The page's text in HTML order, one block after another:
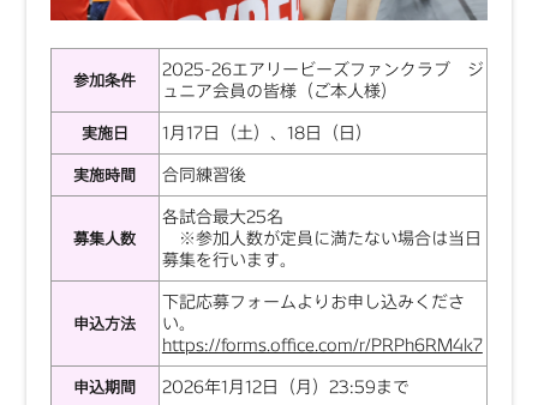
参加条件
2025-26エアリービーズファンクラブ ジ
ュニア会員の皆様（ご本人様）
実施日 1月17日（土）、18日（日）
実施時間 合同練習後
募集人数
各試合最大25名
※参加人数が定員に満たない場合は当日
募集を行います。
申込方法
下記応募フォームよりお申し込みくださ
い。
https://forms.office.com/r/PRPh6RM4k7
申込期間 2026年1月12日（月）23:59まで